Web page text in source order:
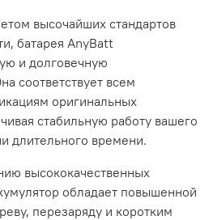
высочайших стандартов
батарея AnyBatt
и долговечную
соответствует всем
оригинальных
стабильную работу вашего
длительного времени.
высококачественных
обладает повышенной
перезаряду и коротким